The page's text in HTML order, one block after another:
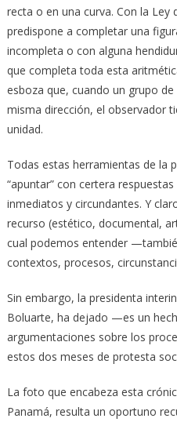
recta o en una curva. Con la
predispone a completar una
incompleta o con alguna
que completa toda esta
esboza que, cuando un grupo
misma dirección, el observador
unidad.
Todas estas herramientas de la
“apuntar” con certera
inmediatos y circundantes. Y
recurso (estético, documental,
cual podemos entender
contextos, procesos,
Sin embargo, la presidenta
Boluarte, ha dejado —es un
argumentaciones sobre los
estos dos meses de protesta
La foto que encabeza esta
Panamá, resulta un oportuno